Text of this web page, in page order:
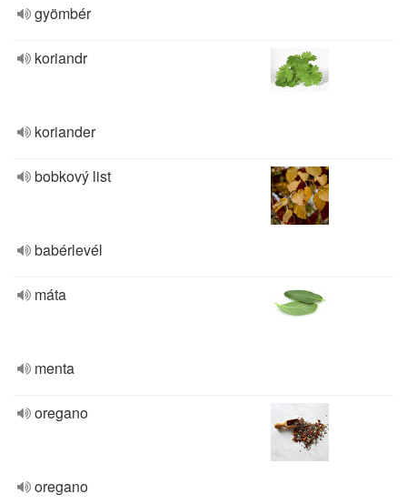
gyömbér
koriandr
koriander
bobkový list
babérlevél
máta
menta
oregano
oregano